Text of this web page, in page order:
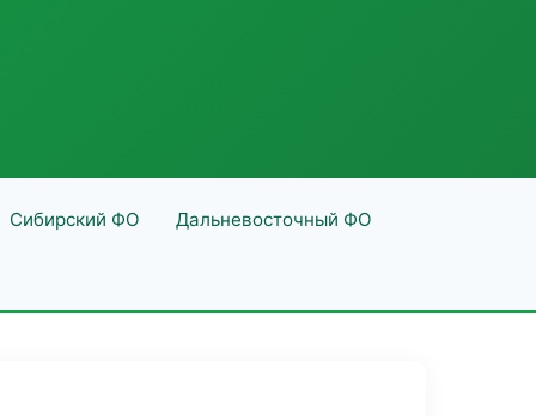
Сибирский ФО Дальневосточный ФО